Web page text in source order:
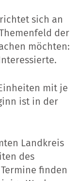
sich an
der
möchten:
mit je
ist in der
Landkreis
des
finden